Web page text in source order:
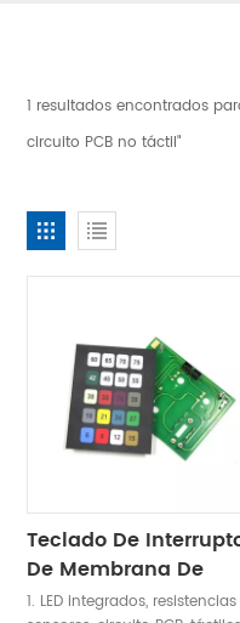
1 resultados encontrados
circuito PCB no táctil"
Teclado De
De Membrana De
Circuito PCB
1. LED integrados,